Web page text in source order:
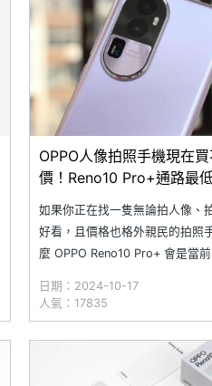
OPPO人像拍照手機現在
價！Reno10 Pro+通路最
如果你正在找一隻無論拍人像、
好看，且價格也格外親民的拍照
麼 OPPO Reno10 Pro+ 會是當
業人像模式外，還擁有 3 倍望遠
便你拍近、拍遠都好用！究竟
Reno10 Pro+ 目前通路最低價格
日期：2024-10-17
人氣：17835